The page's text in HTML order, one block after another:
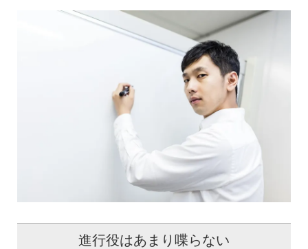
進行役はあまり喋らない